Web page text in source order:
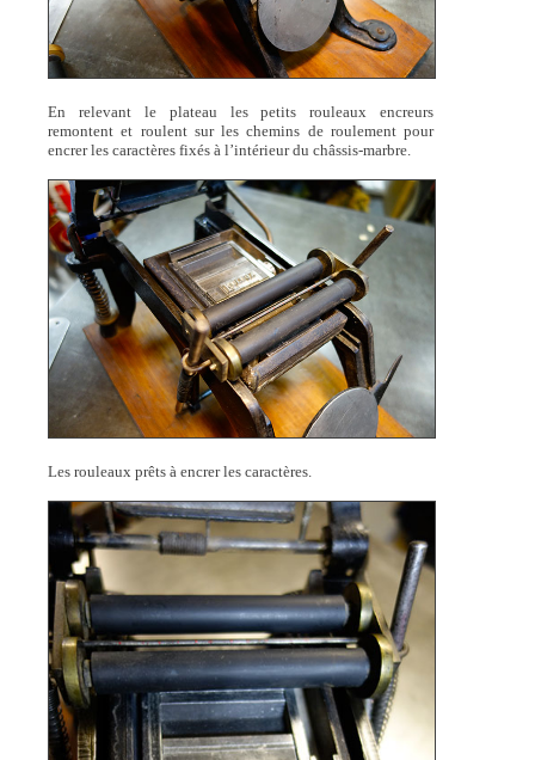
En relevant le plateau les petits rouleaux encreurs
remontent et roulent sur les chemins de roulement pour
encrer les caractères fixés à l’intérieur du châssis-marbre.
Les rouleaux prêts à encrer les caractères.